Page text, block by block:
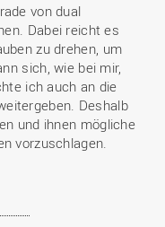
von dual
Dabei reicht es
zu drehen, um
sich, wie bei mir,
ich auch an die
Deshalb
und ihnen mögliche
vorzuschlagen.